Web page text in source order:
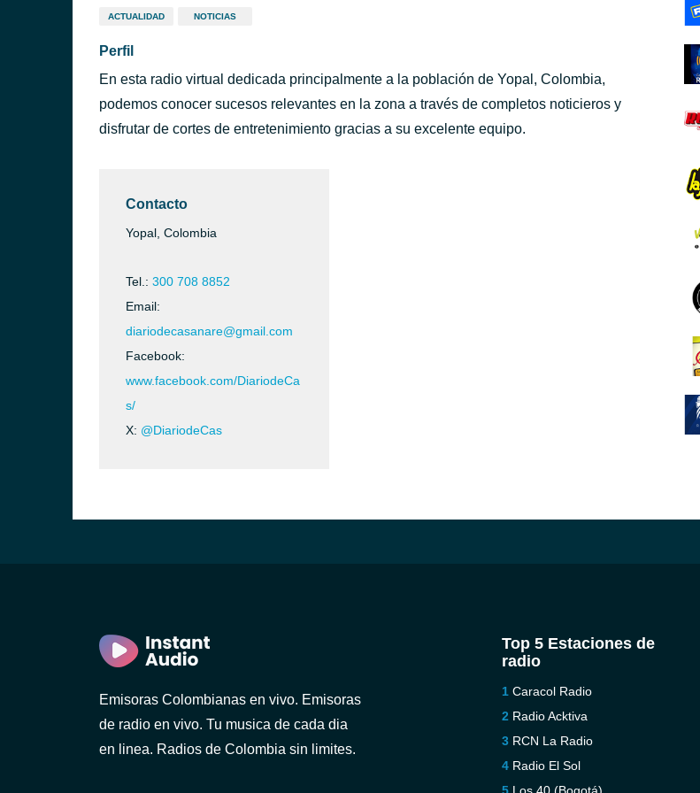
ACTUALIDAD NOTICIAS
Perfil
En esta radio virtual dedicada principalmente a la población de Yopal, Colombia,
podemos conocer sucesos relevantes en la zona a través de completos noticieros y
disfrutar de cortes de entretenimiento gracias a su excelente equipo.
Contacto
Yopal, Colombia
Tel.: 300 708 8852
Email:
diariodecasanare@gmail.com
Facebook:
www.facebook.com/DiariodeCa
s/
X: @DiariodeCas
Emisoras Colombianas en vivo. Emisoras
de radio en vivo. Tu musica de cada dia
en linea. Radios de Colombia sin limites.
Top 5 Estaciones de
radio
Caracol Radio
Radio Acktiva
RCN La Radio
Radio El Sol